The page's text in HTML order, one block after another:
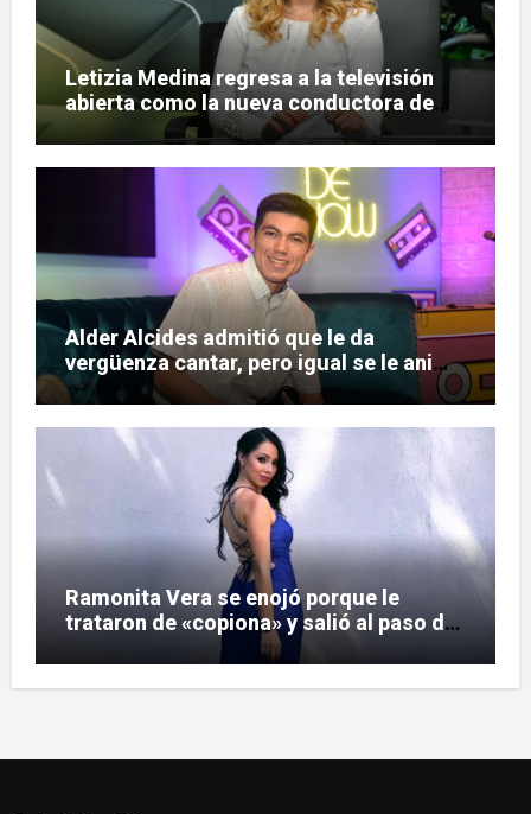
Letizia Medina regresa a la televisión
abierta como la nueva conductora de
«Pulso Urbano»
Alder Alcides admitió que le da
vergüenza cantar, pero igual se le animó
a Soda Stereo
Ramonita Vera se enojó porque le
trataron de «copiona» y salió al paso de